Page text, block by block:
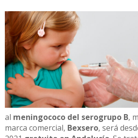
al meningococo del serogrupo B,
marca comercial, Bexsero, será